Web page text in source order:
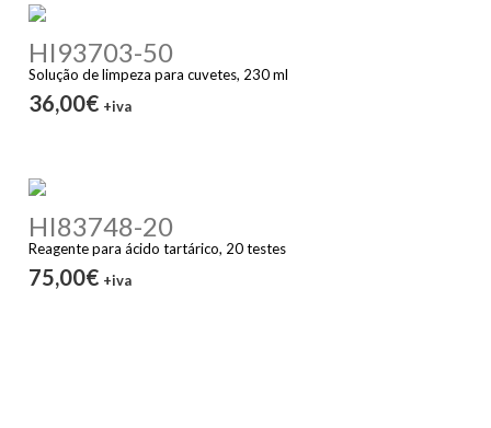
HI93703-50
Solução de limpeza para cuvetes, 230 ml
36,00€ +iva
HI83748-20
Reagente para ácido tartárico, 20 testes
75,00€ +iva